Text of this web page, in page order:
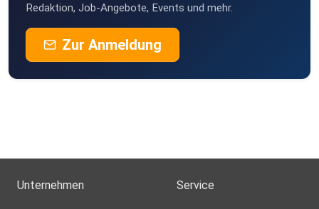
Redaktion, Job-Angebote, Events und mehr.
Zur Anmeldung
Unternehmen Service